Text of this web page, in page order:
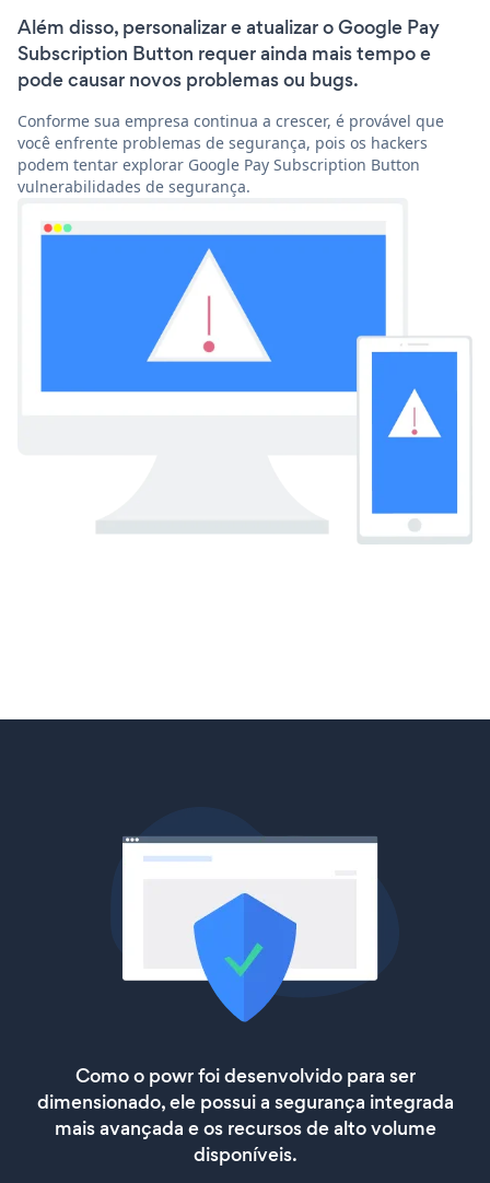
Além disso, personalizar e atualizar o Google Pay
Subscription Button requer ainda mais tempo e
pode causar novos problemas ou bugs.
Conforme sua empresa continua a crescer, é provável que
você enfrente problemas de segurança, pois os hackers
podem tentar explorar Google Pay Subscription Button
vulnerabilidades de segurança.
Como o powr foi desenvolvido para ser
dimensionado, ele possui a segurança integrada
mais avançada e os recursos de alto volume
disponíveis.